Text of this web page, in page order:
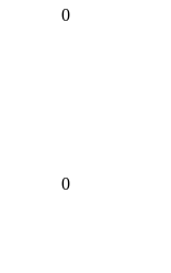
0
0